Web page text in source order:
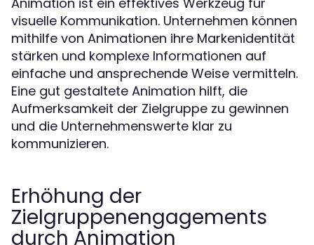
visuelle Kommunikation. Unternehmen können
mithilfe von Animationen ihre Markenidentität
stärken und komplexe Informationen auf
einfache und ansprechende Weise vermitteln.
Eine gut gestaltete Animation hilft, die
Aufmerksamkeit der Zielgruppe zu gewinnen
und die Unternehmenswerte klar zu
kommunizieren.
Erhöhung der
Zielgruppenengagements
durch Animation